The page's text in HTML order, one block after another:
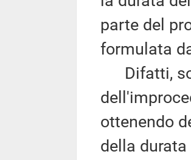
parte del
formulata
Difatti,
ottenendo
della